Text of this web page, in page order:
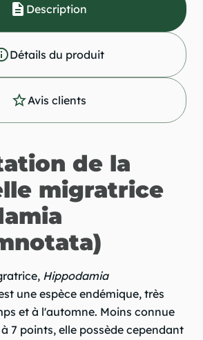
description Description
Détails du produit
star_outlineAvis clients
de la
migratrice
Hippodamia
une espèce endémique, très
et à l'automne. Moins connue
7 points, elle possède cependant